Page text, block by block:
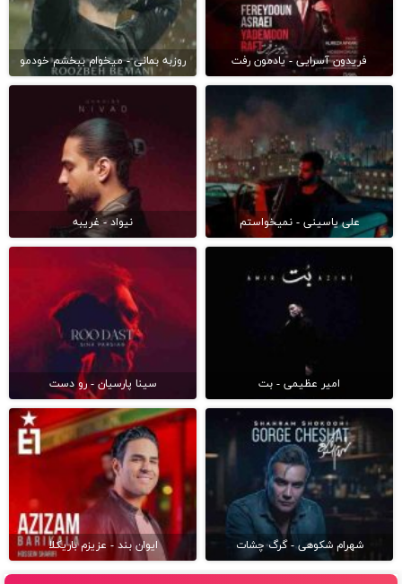
فریدون آسرایی - یادمون رفت روزبه بمانی - میخوام ببخشم خودمو
علی یاسینی - نمیخواستم نیواد - غریبه
امیر عظیمی - بت سینا پارسیان - رو دست
شهرام شکوهی - گرگ چشات ایوان بند - عزیزم باریکلا